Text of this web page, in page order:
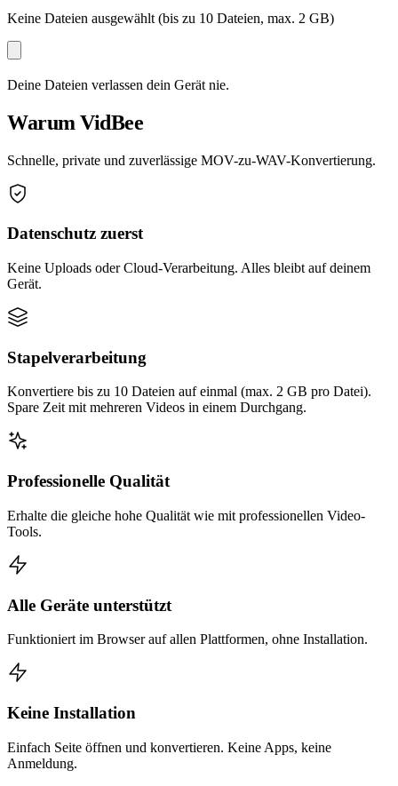
Keine Dateien ausgewählt (bis zu 10 Dateien, max. 2 GB)
Deine Dateien verlassen dein Gerät nie.
Warum VidBee
Schnelle, private und zuverlässige MOV-zu-WAV-Konvertierung.
Datenschutz zuerst
Keine Uploads oder Cloud-Verarbeitung. Alles bleibt auf deinem
Gerät.
Stapelverarbeitung
Konvertiere bis zu 10 Dateien auf einmal (max. 2 GB pro Datei).
Spare Zeit mit mehreren Videos in einem Durchgang.
Professionelle Qualität
Erhalte die gleiche hohe Qualität wie mit professionellen Video-
Tools.
Alle Geräte unterstützt
Funktioniert im Browser auf allen Plattformen, ohne Installation.
Keine Installation
Einfach Seite öffnen und konvertieren. Keine Apps, keine
Anmeldung.